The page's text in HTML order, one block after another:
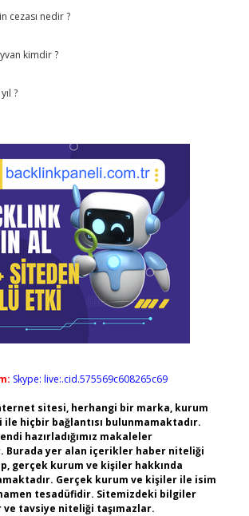
cezası nedir ?
kimdir ?
?
Skype: live:.cid.575569c608265c69
sitesi, herhangi bir marka, kurum
ile hiçbir bağlantısı bulunmamaktadır.
hazırladığımız makaleler
Burada yer alan içerikler haber niteliği
gerçek kurum ve kişiler hakkında
Gerçek kurum ve kişiler ile isim
tesadüfidir. Sitemizdeki bilgiler
tavsiye niteliği taşımazlar.